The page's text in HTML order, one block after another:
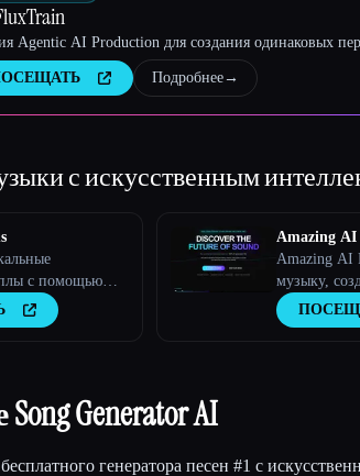
Agentic AI Production для создания одинаковых
Подробнее→
с искусственным
с помощью
Amazing AI
Amazing AI
музыку,
Generator AI
генератора песен #1 с